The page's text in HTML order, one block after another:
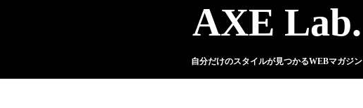
AXE Lab.
自分だけのスタイルが見つかるWEBマガジン